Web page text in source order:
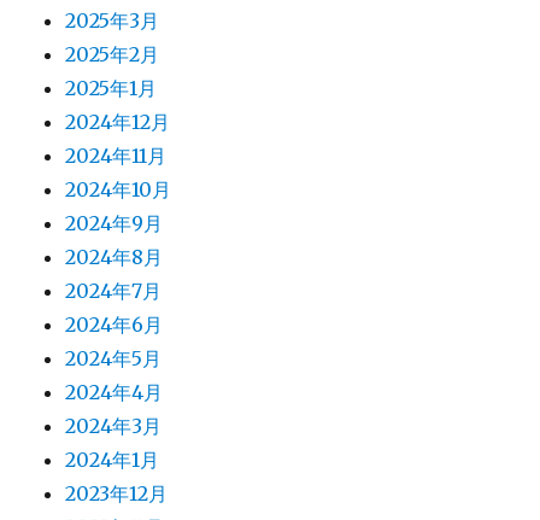
2025年3月
2025年2月
2025年1月
2024年12月
2024年11月
2024年10月
2024年9月
2024年8月
2024年7月
2024年6月
2024年5月
2024年4月
2024年3月
2024年1月
2023年12月